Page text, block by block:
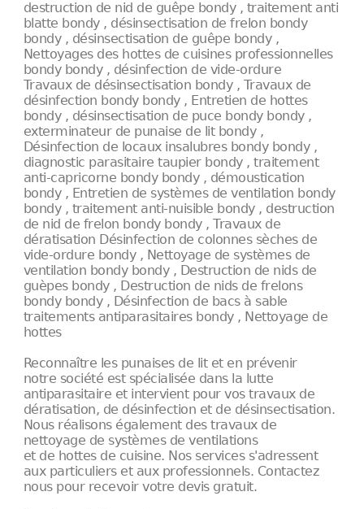
destruction de nid de guêpe bondy , traitement anti
blatte bondy , désinsectisation de frelon bondy
bondy , désinsectisation de guêpe bondy ,
Nettoyages des hottes de cuisines professionnelles
bondy bondy , désinfection de vide-ordure
Travaux de désinsectisation bondy , Travaux de
désinfection bondy bondy , Entretien de hottes
bondy , désinsectisation de puce bondy bondy ,
exterminateur de punaise de lit bondy ,
Désinfection de locaux insalubres bondy bondy ,
diagnostic parasitaire taupier bondy , traitement
anti-capricorne bondy bondy , démoustication
bondy , Entretien de systèmes de ventilation bondy
bondy , traitement anti-nuisible bondy , destruction
de nid de frelon bondy bondy , Travaux de
dératisation Désinfection de colonnes sèches de
vide-ordure bondy , Nettoyage de systèmes de
ventilation bondy bondy , Destruction de nids de
guèpes bondy , Destruction de nids de frelons
bondy bondy , Désinfection de bacs à sable
traitements antiparasitaires bondy , Nettoyage de
hottes
Reconnaître les punaises de lit et en prévenir
notre société est spécialisée dans la lutte
antiparasitaire et intervient pour vos travaux de
dératisation, de désinfection et de désinsectisation.
Nous réalisons également des travaux de
nettoyage de systèmes de ventilations
et de hottes de cuisine. Nos services s'adressent
aux particuliers et aux professionnels. Contactez
nous pour recevoir votre devis gratuit.